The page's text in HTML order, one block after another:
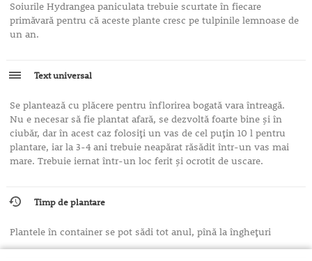
Soiurile Hydrangea paniculata trebuie scurtate în fiecare
primăvară pentru că aceste plante cresc pe tulpinile lemnoase de
un an.
Text universal
Se plantează cu plăcere pentru înflorirea bogată vara întreagă.
Nu e necesar să fie plantat afară, se dezvoltă foarte bine şi în
ciubăr, dar în acest caz folosiţi un vas de cel puţin 10 l pentru
plantare, iar la 3-4 ani trebuie neapărat răsădit într-un vas mai
mare. Trebuie iernat într-un loc ferit şi ocrotit de uscare.
Timp de plantare
Plantele în container se pot sădi tot anul, pînă la îngheţuri